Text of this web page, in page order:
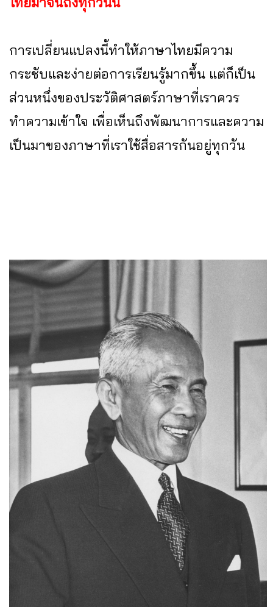
การเปลี่ยนแปลงนี้ทำให้ภาษาไทยมีความ
กระชับและง่ายต่อการเรียนรู้มากขึ้น แต่ก็เป็น
ส่วนหนึ่งของประวัติศาสตร์ภาษาที่เราควร
ทำความเข้าใจ เพื่อเห็นถึงพัฒนาการและความ
เป็นมาของภาษาที่เราใช้สื่อสารกันอยู่ทุกวัน